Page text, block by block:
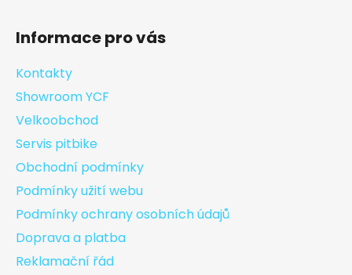
Informace pro vás
Kontakty
Showroom YCF
Velkoobchod
Servis pitbike
Obchodní podmínky
Podmínky užití webu
Podmínky ochrany osobních údajů
Doprava a platba
Reklamační řád